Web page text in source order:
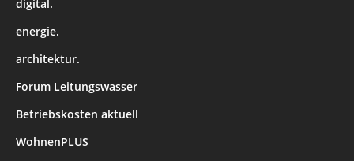
digital.
energie.
architektur.
Forum Leitungswasser
Betriebskosten aktuell
WohnenPLUS